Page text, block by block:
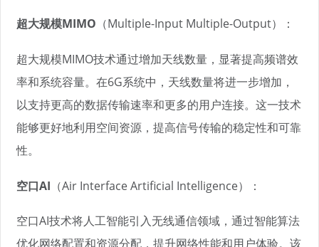
超大规模MIMO （Multiple-Input Multiple-Output）：
超大规模MIMO技术通过增加天线数量，显著提高频谱效
率和系统容量。在6G系统中，天线数量将进一步增加，
以支持更高的数据传输速率和更多的用户连接。这一技术
能够更好地利用空间资源，提高信号传输的稳定性和可靠
性。
空口AI （Air Interface Artificial Intelligence）：
空口AI技术将人工智能引入无线通信领域，通过智能算法
优化网络配置和资源分配，提升网络性能和用户体验。该